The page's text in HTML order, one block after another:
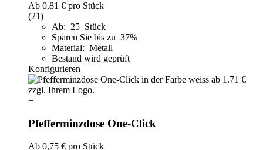
Ab 0,81 € pro Stück
(21)
Ab: 25 Stück
Sparen Sie bis zu 37%
Material: Metall
Bestand wird geprüft
Konfigurieren
+
Pfefferminzdose One-Click
Ab 0,75 € pro Stück